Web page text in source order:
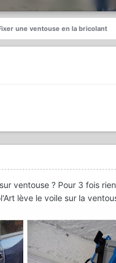
une ventouse en la bricolant
ventouse ? Pour 3 fois
lève le voile sur la